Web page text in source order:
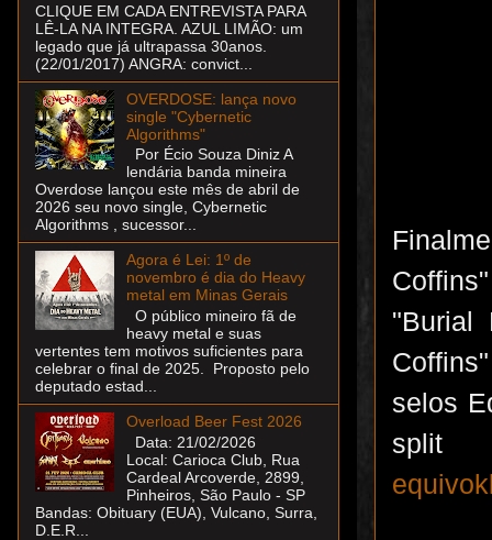
"Burial
selos
split
CLIQUE EM CADA ENTREVISTA PARA
LÊ-LA NA INTEGRA. AZUL LIMÃO: um
legado que já ultrapassa 30anos.
(22/01/2017) ANGRA: convict...
OVERDOSE: lança novo
single "Cybernetic
Algorithms"
Por Écio Souza Diniz A
lendária banda mineira
Overdose lançou este mês de abril de
2026 seu novo single, Cybernetic
Algorithms , sucessor...
Agora é Lei: 1º de
novembro é dia do Heavy
metal em Minas Gerais
O público mineiro fã de
heavy metal e suas
vertentes tem motivos suficientes para
celebrar o final de 2025. Proposto pelo
deputado estad...
Overload Beer Fest 2026
Data: 21/02/2026
Local: Carioca Club, Rua
Cardeal Arcoverde, 2899,
Pinheiros, São Paulo - SP
Bandas: Obituary (EUA), Vulcano, Surra,
D.E.R...